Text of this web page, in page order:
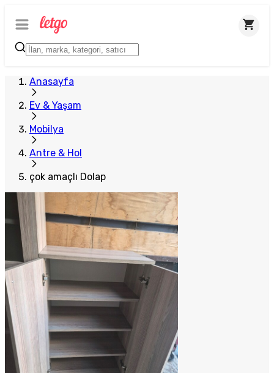
Anasayfa
Ev & Yaşam
Mobilya
Antre & Hol
çok amaçlı Dolap
Plus Satıcı